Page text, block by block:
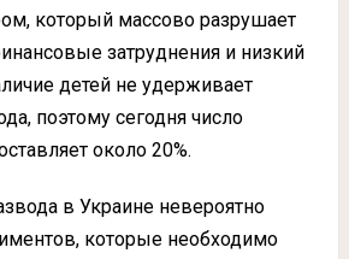
который массово разрушает
затруднения и низкий
детей не удерживает
поэтому сегодня число
около 20%.
в Украине невероятно
которые необходимо